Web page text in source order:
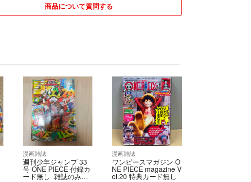
商品について質問する
漫画雑誌
週刊少年ジャンプ 33
号 ONE PIECE 付録カ
ード無し 雑誌のみカ
漫画雑誌
ワンピースマガジン O
NE PIECE magazine V
ol.20 特典カード無し